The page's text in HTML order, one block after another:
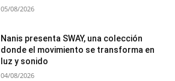
05/08/2026
Nanis presenta SWAY, una colección
donde el movimiento se transforma en
luz y sonido
04/08/2026